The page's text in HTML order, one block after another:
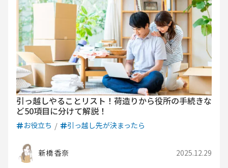
引っ越しやることリスト！荷造りから役所の手続きな
ど50項目に分けて解説！
お役立ち 引っ越し先が決まったら
新橋 香奈 2025.12.29